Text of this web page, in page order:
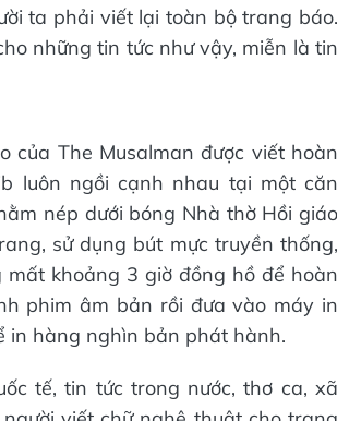
ta phải viết lại toàn bộ trang báo.
những tin tức như vậy, miễn là tin
của The Musalman được viết hoàn
luôn ngồi cạnh nhau tại một căn
nép dưới bóng Nhà thờ Hồi giáo
sử dụng bút mực truyền thống,
khoảng 3 giờ đồng hồ để hoàn
phim âm bản rồi đưa vào máy in
in hàng nghìn bản phát hành.
tế, tin tức trong nước, thơ ca, xã